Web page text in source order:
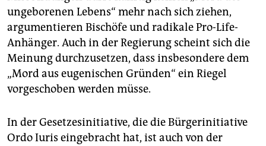
ungeborenen Lebens“ mehr nach sich ziehen,
argumentieren Bischöfe und radikale Pro-Life-
Anhänger. Auch in der Regierung scheint sich die
Meinung durchzusetzen, dass insbesondere dem
„Mord aus eugenischen Gründen“ ein Riegel
vorgeschoben werden müsse.
In der Gesetzesinitiative, die die Bürgerinitiative
Ordo Iuris eingebracht hat, ist auch von der